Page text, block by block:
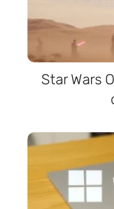
Star Wars